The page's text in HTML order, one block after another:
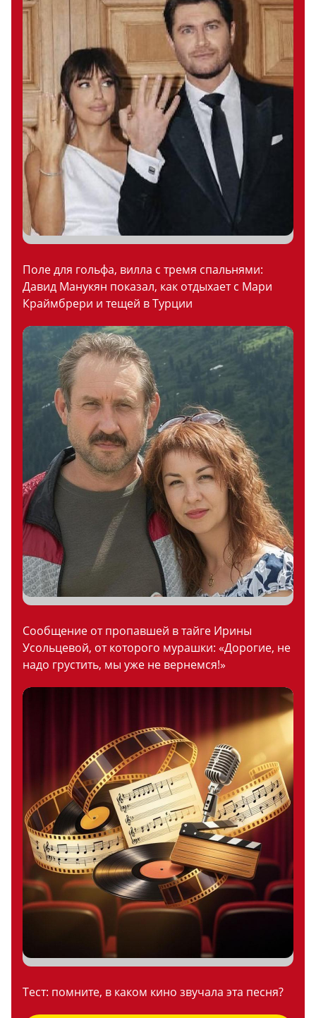
Поле для гольфа, вилла с тремя спальнями:
Давид Манукян показал, как отдыхает с Мари
Краймбрери и тещей в Турции
Сообщение от пропавшей в тайге Ирины
Усольцевой, от которого мурашки: «Дорогие, не
надо грустить, мы уже не вернемся!»
Тест: помните, в каком кино звучала эта песня?